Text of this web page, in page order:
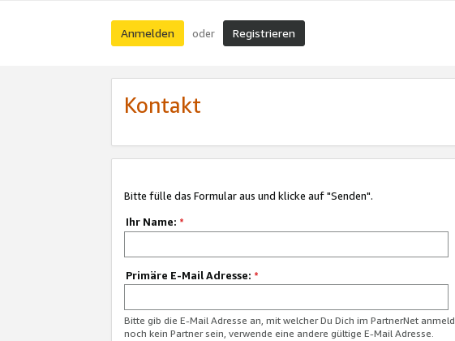
Anmelden oder Registrieren
Kontakt
Bitte fülle das Formular aus und klicke auf "Senden".
Ihr Name: *
Primäre E-Mail Adresse: *
Bitte gib die E-Mail Adresse an, mit welcher Du Dich im PartnerNet
noch kein Partner sein, verwende eine andere gültige E-Mail Adresse.